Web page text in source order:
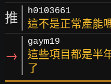
推 h0103661
這不是正常產能
→
gaym19
這些項目都是半
了